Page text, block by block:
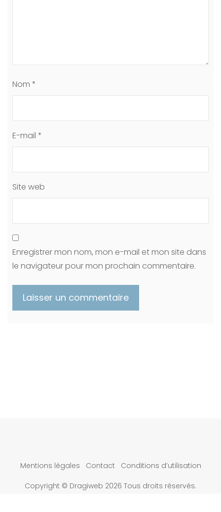
Nom *
E-mail *
Site web
Enregistrer mon nom, mon e-mail et mon site dans
le navigateur pour mon prochain commentaire.
Mentions légales Contact Conditions d’utilisation
Copyright © Dragiweb 2026 Tous droits réservés.